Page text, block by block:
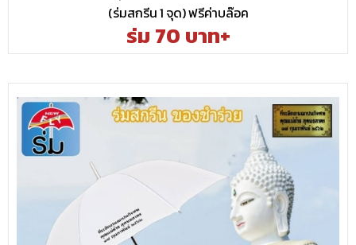
(ร่มสกรีน 1 จุด) ฟรีค่าบล๊อค
ร่ม 70 บาท+